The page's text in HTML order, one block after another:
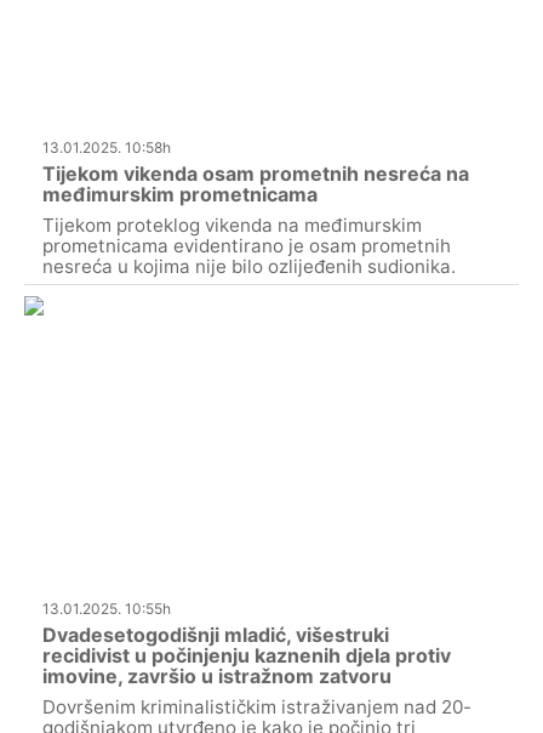
13.01.2025. 10:58h
Tijekom vikenda osam prometnih nesreća na
međimurskim prometnicama
Tijekom proteklog vikenda na međimurskim
prometnicama evidentirano je osam prometnih
nesreća u kojima nije bilo ozlijeđenih sudionika.
13.01.2025. 10:55h
Dvadesetogodišnji mladić, višestruki
recidivist u počinjenju kaznenih djela protiv
imovine, završio u istražnom zatvoru
Dovršenim kriminalističkim istraživanjem nad 20-
godišnjakom utvrđeno je kako je počinio tri